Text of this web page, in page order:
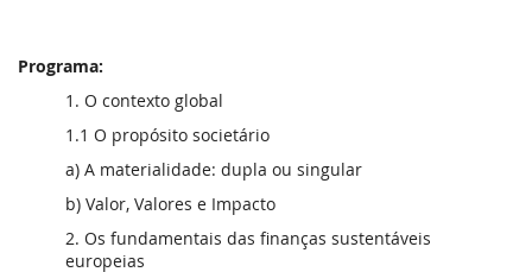
Programa:
1. O contexto global
1.1 O propósito societário
a) A materialidade: dupla ou singular
b) Valor, Valores e Impacto
2. Os fundamentais das finanças sustentáveis
europeias